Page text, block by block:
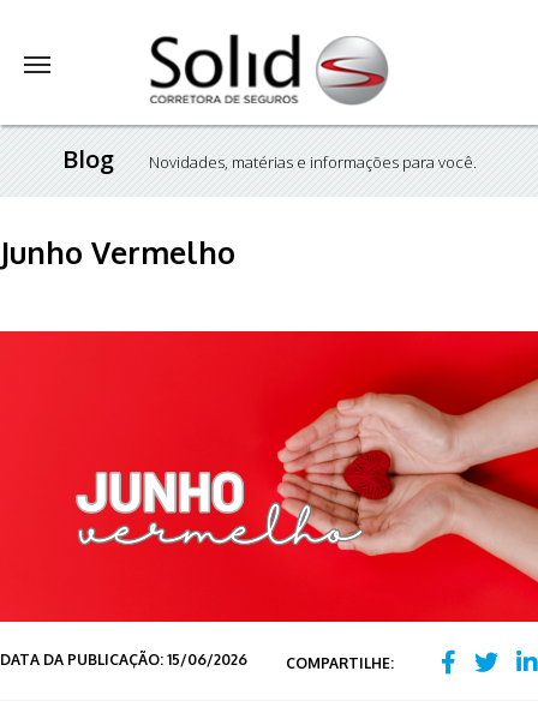
Blog Novidades, matérias e informações para você.
Junho Vermelho
DATA DA PUBLICAÇÃO: 15/06/2026 COMPARTILHE: